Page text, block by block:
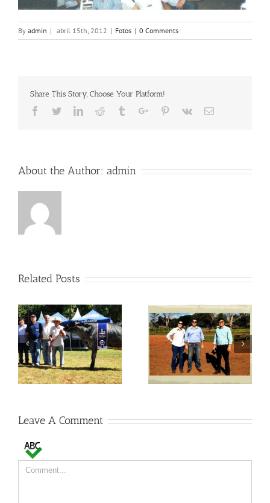
By admin | abril 15th, 2012 | Fotos | 0 Comments
Share This Story, Choose Your Platform!
Facebook
TwitterLinkedinReddit TumblrGoogle+Pinterest
Vk Email
About the Author: admin
Related Posts
Visitas no Fazendão Visitas no Fazendão
Leave A Comment
Comment